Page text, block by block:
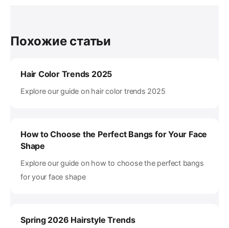
Похожие статьи
Hair Color Trends 2025
Explore our guide on hair color trends 2025
How to Choose the Perfect Bangs for Your Face
Shape
Explore our guide on how to choose the perfect bangs
for your face shape
Spring 2026 Hairstyle Trends